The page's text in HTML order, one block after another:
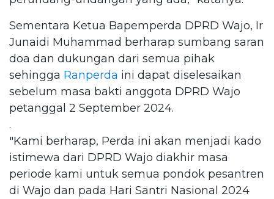
Sementara Ketua Bapemperda DPRD Wajo, Ir
Junaidi Muhammad berharap sumbang saran
doa dan dukungan dari semua pihak
sehingga Ranperda ini dapat diselesaikan
sebelum masa bakti anggota DPRD Wajo
petanggal 2 September 2024.
.
"Kami berharap, Perda ini akan menjadi kado
istimewa dari DPRD Wajo diakhir masa
periode kami untuk semua pondok pesantren
di Wajo dan pada Hari Santri Nasional 2024